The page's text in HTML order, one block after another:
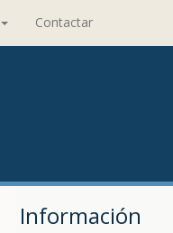
Contactar
Información